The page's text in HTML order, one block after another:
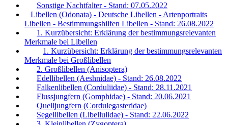
Sonstige Nachtfalter - Stand: 07.05.2022
Libellen (Odonata) - Deutsche Libellen - Artenportraits
Libellen - Bestimmungshilfen Libellen - Stand: 26.08.2022
1. Kurzübersicht: Erklärung der bestimmungsrelevanten
Merkmale bei Libellen
1. Kurzübersicht: Erklärung der bestimmungsrelevanten
Merkmale bei Großlibellen
2. Großlibellen (Anisoptera)
Edellibellen (Aeshnidae) - Stand: 26.08.2022
Falkenlibellen (Corduliidae) - Stand: 28.11.2021
Flussjungfern (Gomphidae) - Stand: 20.06.2021
Quelljungfern (Cordulegasteridae)
Segellibellen (Libellulidae) - Stand: 22.06.2022